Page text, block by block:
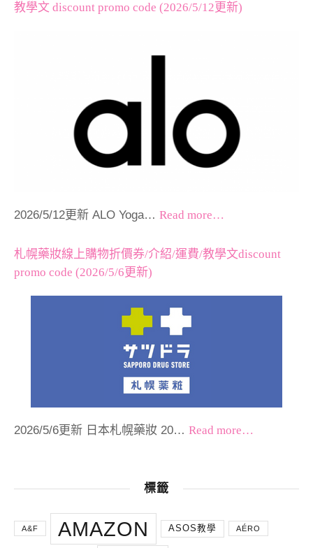
教學文 discount promo code (2026/5/12更新)
2026/5/12更新 ALO Yoga… Read more…
札幌藥妝線上購物折價券/介紹/運費/教學文discount
promo code (2026/5/6更新)
2026/5/6更新 日本札幌藥妝 20… Read more…
標籤
A&F AMAZON ASOS教學 AÉRO